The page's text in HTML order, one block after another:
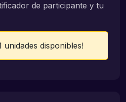
de participante y tu
unidades disponibles!